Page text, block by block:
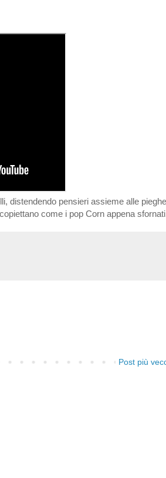
distendendo pensieri assieme alle
come i pop Corn appena
Post più